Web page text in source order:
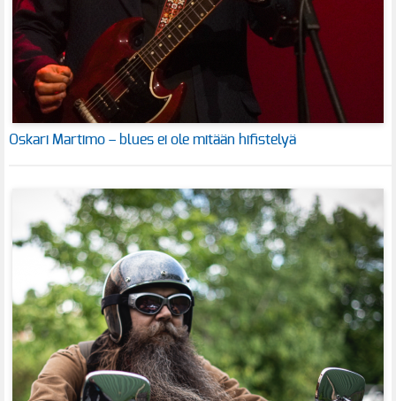
Oskari Martimo – blues ei ole mitään hifistelyä